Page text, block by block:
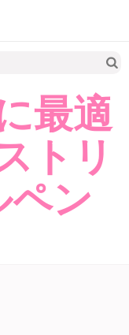
索:
最適
トリ
ペン